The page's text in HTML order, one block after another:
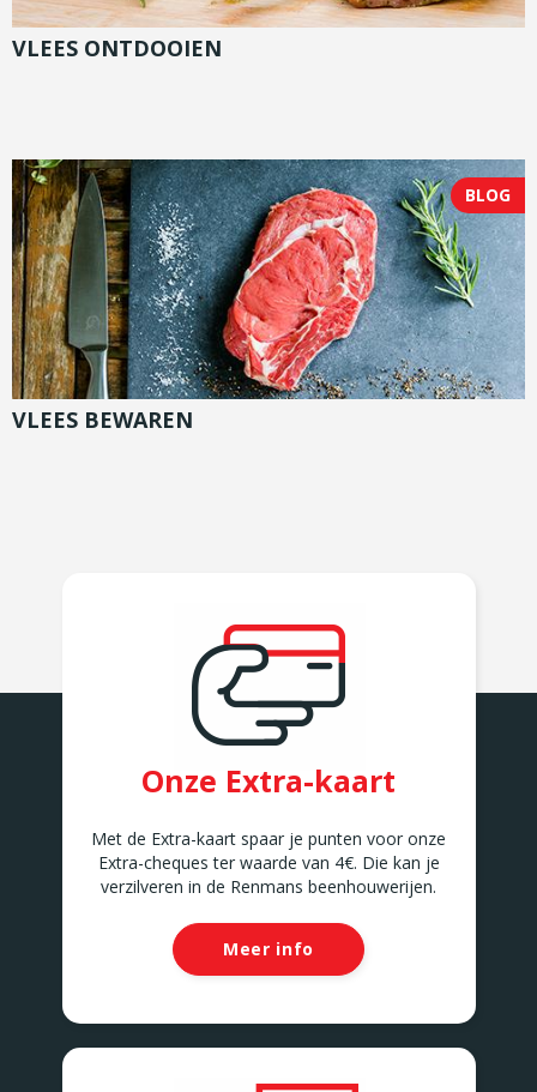
VLEES ONTDOOIEN
BLOG
VLEES BEWAREN
Onze Extra-kaart
Met de Extra-kaart spaar je punten voor onze
Extra-cheques ter waarde van 4€. Die kan je
verzilveren in de Renmans beenhouwerijen.
Meer info